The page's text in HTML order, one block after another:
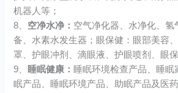
机器人等；
8、 空净水净： 空气净化器、水净化、氢
备、水素水发生器；眼保健：眼部美容
罩、护眼冲剂、滴眼液、护眼喷剂、眼保
9、 睡眠健康： 睡眠环境检查产品、睡
眠产品、睡眠环境产品、助眠产品及医药